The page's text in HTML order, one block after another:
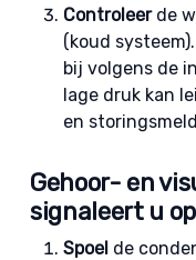
Controleerde
(koud
bij volgens de
lage druk kan
en
Gehoor- en
signaleert u
Spoelde